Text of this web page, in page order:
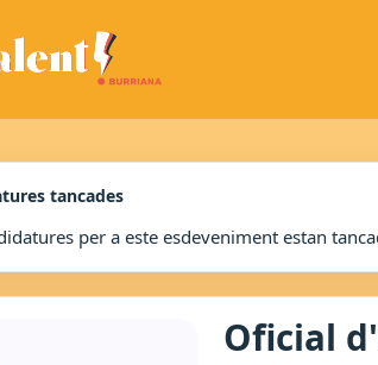
tancades
per a este esdeveniment estan
Oficial